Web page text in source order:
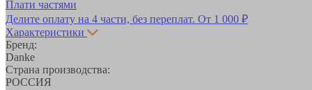
Плати частями
Делите оплату на 4 части, без переплат. От 1 000 ₽
Характеристики
Бренд:
Danke
Страна производства:
РОССИЯ